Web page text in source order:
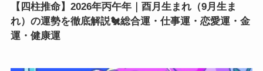
【四柱推命】2026年丙午年｜酉月生まれ（9月生ま
れ）の運勢を徹底解説🐔総合運・仕事運・恋愛運・金
運・健康運